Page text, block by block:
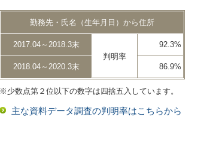
勤務先・氏名（生年月日）から住所
2017.04～2018.3末
判明率
92.3%
2018.04～2020.3末 86.9%
※少数点第２位以下の数字は四捨五入しています。
主な資料データ調査の判明率はこちらから